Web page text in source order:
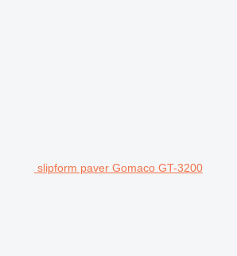
slipform paver Gomaco GT-3200